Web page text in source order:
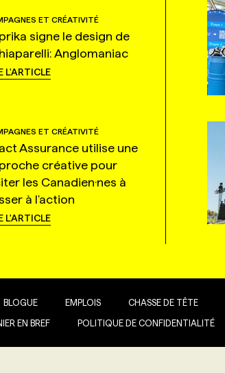
ET CRÉATIVITÉ
signe le design de
Anglomaniac
L'ARTICLE
ET CRÉATIVITÉ
Assurance utilise une
créative pour
les Canadien·nes à
à l'action
L'ARTICLE
BLOGUE EMPLOIS CHASSE DE TÊTE
EN BREF POLITIQUE DE CONFIDENTIALITÉ